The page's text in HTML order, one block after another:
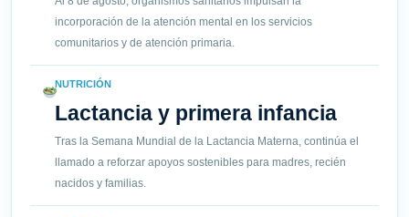
incorporación de la atención mental en los servicios
comunitarios y de atención primaria.
NUTRICIÓN
Lactancia y primera infancia
Tras la Semana Mundial de la Lactancia Materna, continúa el
llamado a reforzar apoyos sostenibles para madres, recién
nacidos y familias.